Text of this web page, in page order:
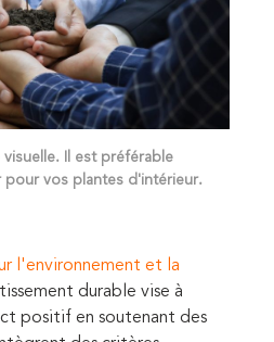
Il est préférable
vos plantes d'intérieur.
l'environnement et la
durable vise à
positif en soutenant des